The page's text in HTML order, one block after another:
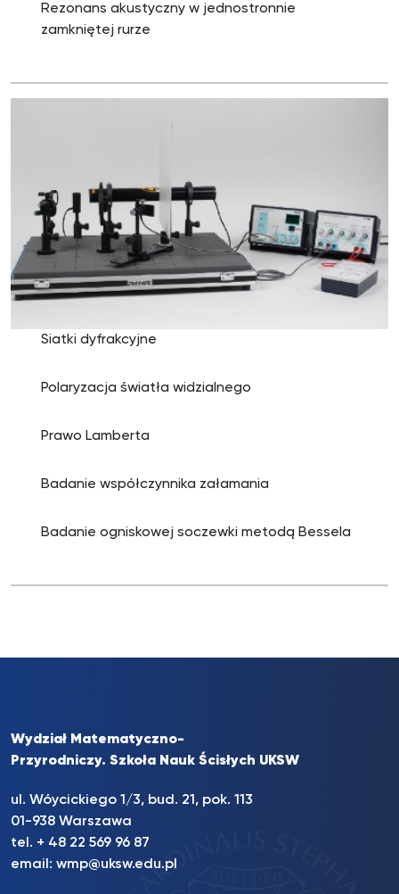
Rezonans akustyczny w jednostronnie
zamkniętej rurze
Siatki dyfrakcyjne
Polaryzacja światła widzialnego
Prawo Lamberta
Badanie współczynnika załamania
Badanie ogniskowej soczewki metodą Bessela
Wydział Matematyczno-
Przyrodniczy. Szkoła Nauk Ścisłych UKSW
ul. Wóycickiego 1/3, bud. 21, pok. 113
01-938 Warszawa
tel. + 48 22 569 96 87
email: wmp@uksw.edu.pl